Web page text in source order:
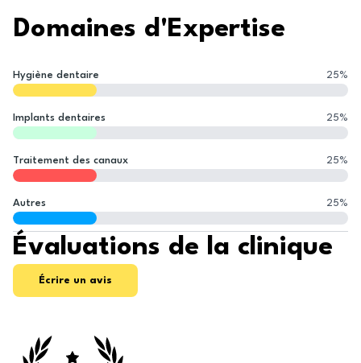
Domaines d'Expertise
Hygiène dentaire 25%
Implants dentaires 25%
Traitement des canaux 25%
Autres 25%
Évaluations de la clinique
Écrire un avis